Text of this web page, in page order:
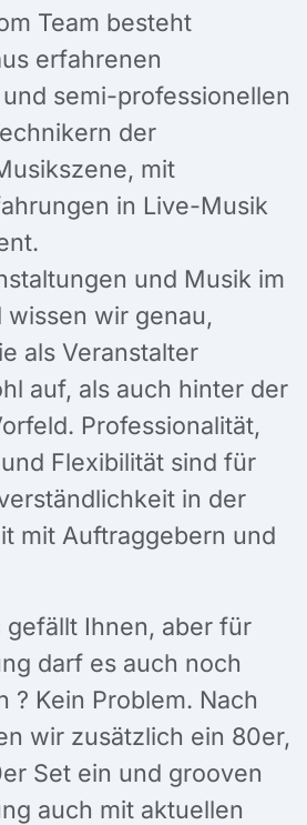
Team besteht
erfahrenen
semi-professionellen
der
mit
in Live-Musik
und Musik im
wissen wir genau,
als Veranstalter
auf, als auch hinter der
Professionalität,
Flexibilität sind für
in der
mit Auftraggebern und
gefällt Ihnen, aber für
darf es auch noch
? Kein Problem. Nach
wir zusätzlich ein 80er,
Set ein und grooven
auch mit aktuellen